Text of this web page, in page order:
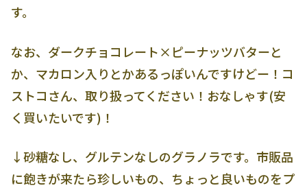
す。
なお、ダークチョコレート×ピーナッツバターと
か、マカロン入りとかあるっぽいんですけどー！コ
ストコさん、取り扱ってください！おなしゃす(安
く買いたいです)！
↓砂糖なし、グルテンなしのグラノラです。市販品
に飽きが来たら珍しいもの、ちょっと良いものをプ